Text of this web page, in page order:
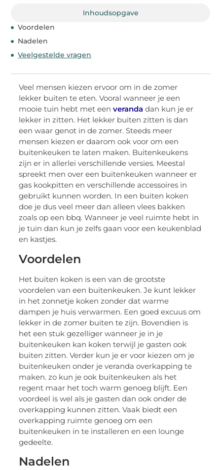
Inhoudsopgave
Voordelen
Nadelen
Veelgestelde vragen
Veel mensen kiezen ervoor om in de zomer
lekker buiten te eten. Vooral wanneer je een
mooie tuin hebt met eenveranda dan kun je er
lekker in zitten. Het lekker buiten zitten is dan
een waar genot in de zomer. Steeds meer
mensen kiezen er daarom ook voor om een
buitenkeuken te laten maken. Buitenkeukens
zijn er in allerlei verschillende versies. Meestal
spreekt men over een buitenkeuken wanneer er
gas kookpitten en verschillende accessoires in
gebruikt kunnen worden. In een buiten koken
doe je dus veel meer dan alleen vlees bakken
zoals op een bbq. Wanneer je veel ruimte hebt in
je tuin dan kun je zelfs gaan voor een keukenblad
en kastjes.
Voordelen
Het buiten koken is een van de grootste
voordelen van een buitenkeuken. Je kunt lekker
in het zonnetje koken zonder dat warme
dampen je huis verwarmen. Een goed excuus om
lekker in de zomer buiten te zijn. Bovendien is
het een stuk gezelliger wanneer je in je
buitenkeuken kan koken terwijl je gasten ook
buiten zitten. Verder kun je er voor kiezen om je
buitenkeuken onder je veranda overkapping te
maken. zo kun je ook buitenkeuken als het
regent maar het toch warm genoeg blijft. Een
voordeel is wel als je gasten dan ook onder de
overkapping kunnen zitten. Vaak biedt een
overkapping ruimte genoeg om een
buitenkeuken in te installeren en een lounge
gedeelte.
Nadelen